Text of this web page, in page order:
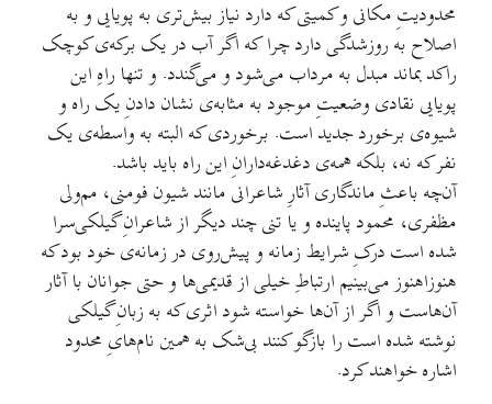
محدودیتِ مکانی و کمیتی که دارد نیاز بیش‌تری به پویایی و به
اصلاح به روزشدگی دارد چرا که اگر آب در یک برکه‌ی کوچک
راکد بماند مبدل به مرداب می‌شود و می‌گندد. و تنها راهِ این
پویایی نقادی وضعیتِ موجود به مثابه‌ی نشان دادنِ یک راه و
شیوه‌ی برخورد جدید است. برخوردی که البته به واسطه‌ی یک
نفر که نه، بلکه همه‌ی دغدغه‌دارانِ این راه باید باشد.
آن‌چه باعثِ ماندگاری آثارِ شاعرانی مانند شیون فومنی، مم‌ولی
مظفری، محمود پاینده و یا تنی چند دیگر از شاعرانِ گیلکی‌سرا
شده است درکِ شرایط زمانه و پیش‌روی در زمانه‌ی خود بود که
هنوزاهنوز می‌بینیم ارتباطِ خیلی از قدیمی‌ها و حتی جوانان با آثار
آن‌هاست و اگر از آن‌ها خواسته شود اثری که به زبانِ گیلکی
نوشته شده است را بازگو کنند بی‌شک به همین نام‌هایِ محدود
اشاره خواهند کرد.